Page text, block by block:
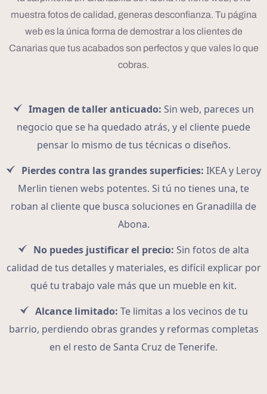
muestra fotos de calidad, generas desconfianza. Tu página
web es la única forma de demostrar a los clientes de
Canarias que tus acabados son perfectos y que vales lo que
cobras.
Imagen de taller anticuado: Sin web, pareces un
negocio que se ha quedado atrás, y el cliente puede
pensar lo mismo de tus técnicas o diseños.
Pierdes contra las grandes superficies: IKEA y Leroy
Merlin tienen webs potentes. Si tú no tienes una, te
roban al cliente que busca soluciones en Granadilla de
Abona.
No puedes justificar el precio: Sin fotos de alta
calidad de tus detalles y materiales, es difícil explicar por
qué tu trabajo vale más que un mueble en kit.
Alcance limitado: Te limitas a los vecinos de tu
barrio, perdiendo obras grandes y reformas completas
en el resto de Santa Cruz de Tenerife.